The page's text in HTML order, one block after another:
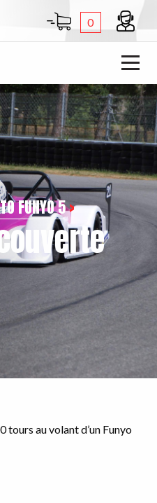
0
FUNYO 5>
au volant d’un Funyo